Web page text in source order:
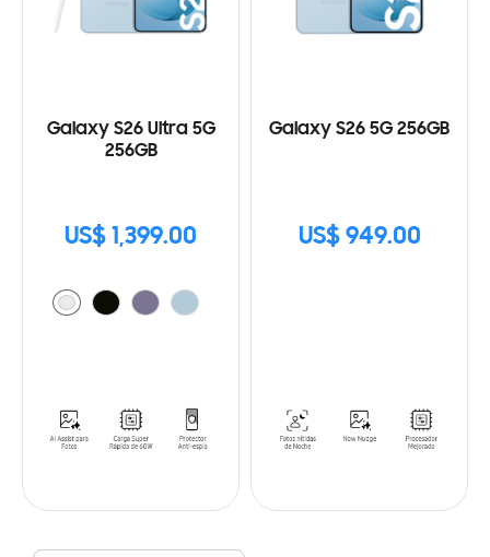
Galaxy S26 Ultra 5G
256GB
US$ 1,399.00
Galaxy S26 5G 256GB
US$ 949.00